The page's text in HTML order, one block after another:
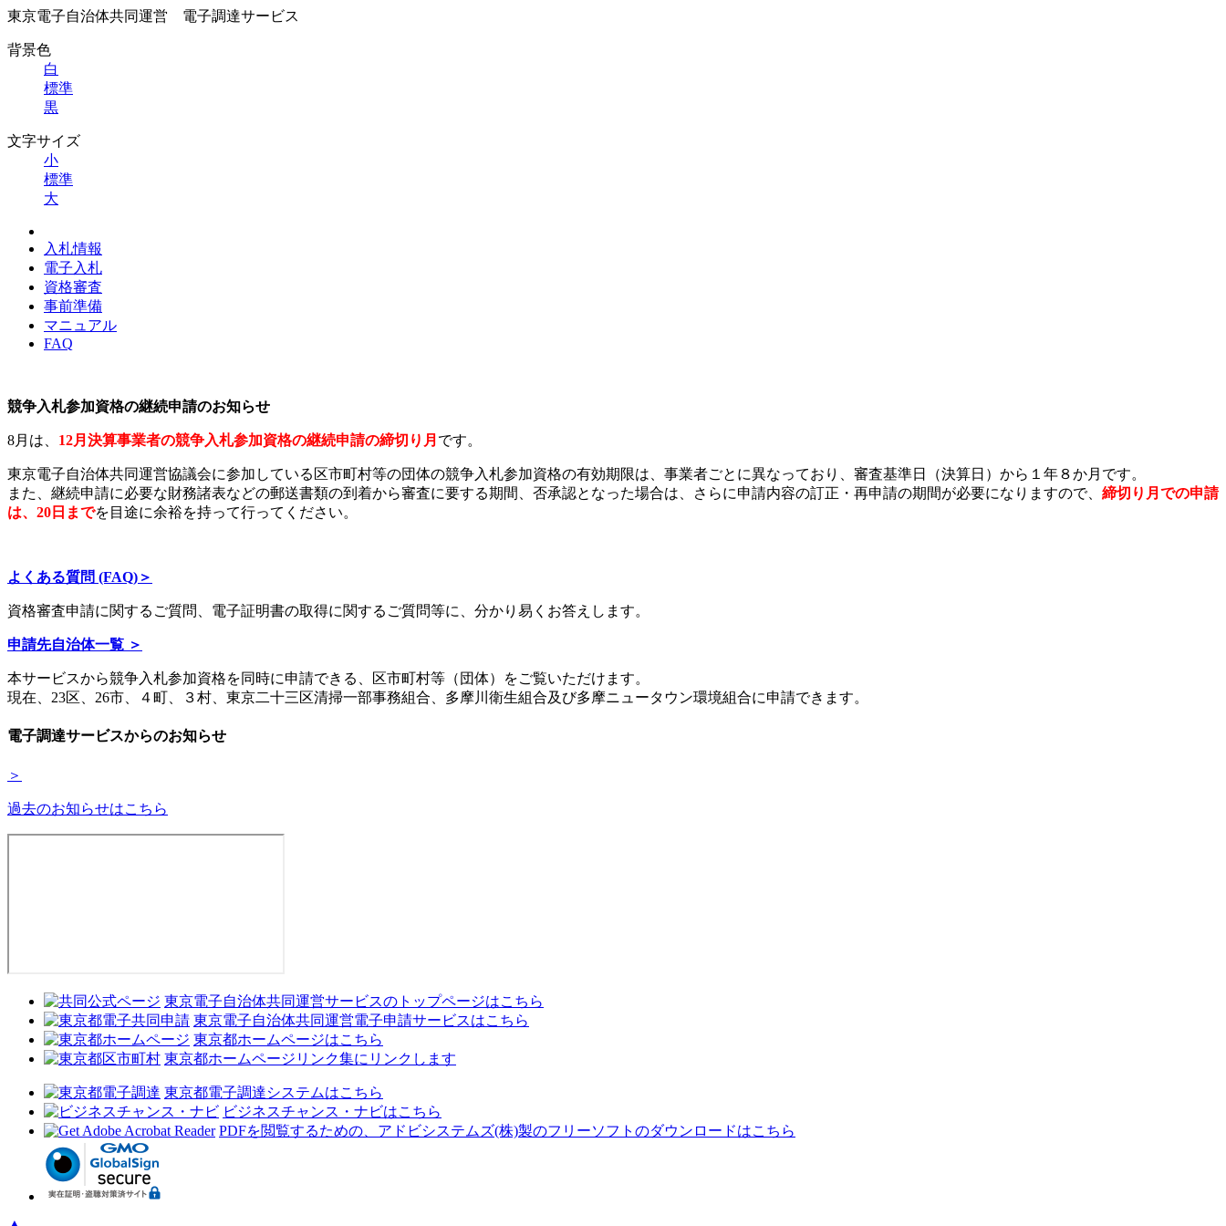
東京電子自治体共同運営 電子調達サービス
背景色
白
標準
黒
文字サイズ
小
標準
大
入札情報
電子入札
資格審査
事前準備
マニュアル
FAQ
競争入札参加資格の継続申請のお知らせ
8月は、 12月決算事業者の競争入札参加資格の継続申請の締切り月 です。
東京電子自治体共同運営協議会に参加している区市町村等の団体の競争入札参加資格の有効期限は、事業者ごとに異なっており、審査基準日（決算日）から１年８か月です。
また、継続申請に必要な財務諸表などの郵送書類の到着から審査に要する期間、否承認となった場合は、さらに申請内容の訂正・再申請の期間が必要になりますので、 締切り月での申請
は、20日までを目途に余裕を持って行ってください。
よくある質問 (FAQ)＞
資格審査申請に関するご質問、電子証明書の取得に関するご質問等に、分かり易くお答えします。
申請先自治体一覧 ＞
本サービスから競争入札参加資格を同時に申請できる、区市町村等（団体）をご覧いただけます。
現在、23区、26市、４町、３村、東京二十三区清掃一部事務組合、多摩川衛生組合及び多摩ニュータウン環境組合に申請できます。
電子調達サービスからのお知らせ
＞
過去のお知らせはこちら
東京電子自治体共同運営サービスのトップページはこちら
東京電子自治体共同運営電子申請サービスはこちら
東京都ホームページはこちら
東京都ホームページリンク集にリンクします
東京都電子調達システムはこちら
ビジネスチャンス・ナビはこちら
PDFを閲覧するための、アドビシステムズ(株)製のフリーソフトのダウンロードはこちら